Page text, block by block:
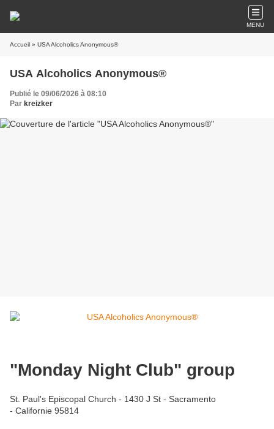
MENU
Accueil » USA Alcoholics Anonymous®
USA Alcoholics Anonymous®
Publié le 09/06/2026 à 08:10
Par kreizker
"Monday Night Club" group
St. Paul's Episcopal Church - 1430 J St - Sacramento
- Californie 95814